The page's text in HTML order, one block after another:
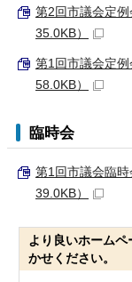
第2回市議会定
35.0KB）
第1回市議会定
58.0KB）
臨時会
第1回市議会臨
39.0KB）
より良いホーム
かせください。